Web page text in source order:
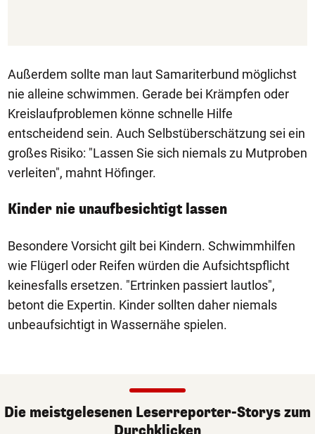
Außerdem sollte man laut Samariterbund möglichst
nie alleine schwimmen. Gerade bei Krämpfen oder
Kreislaufproblemen könne schnelle Hilfe
entscheidend sein. Auch Selbstüberschätzung sei ein
großes Risiko: "Lassen Sie sich niemals zu Mutproben
verleiten", mahnt Höfinger.
Kinder nie unaufbesichtigt lassen
Besondere Vorsicht gilt bei Kindern. Schwimmhilfen
wie Flügerl oder Reifen würden die Aufsichtspflicht
keinesfalls ersetzen. "Ertrinken passiert lautlos",
betont die Expertin. Kinder sollten daher niemals
unbeaufsichtigt in Wassernähe spielen.
Die meistgelesenen Leserreporter-Storys zum